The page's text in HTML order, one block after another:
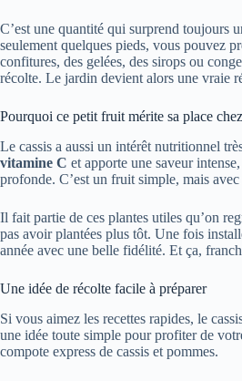
C’est une quantité qui surprend toujours
seulement quelques pieds, vous pouvez
confitures, des gelées, des sirops ou
récolte. Le jardin devient alors une vraie
Pourquoi ce petit fruit mérite sa place
Le cassis a aussi un intérêt nutritionnel
vitamine C et apporte une saveur
profonde. C’est un fruit simple, mais avec
Il fait partie de ces plantes utiles qu’on
pas avoir plantées plus tôt. Une fois
année avec une belle fidélité. Et ça,
Une idée de récolte facile à préparer
Si vous aimez les recettes rapides, le
une idée toute simple pour profiter de
compote express de cassis et pommes.